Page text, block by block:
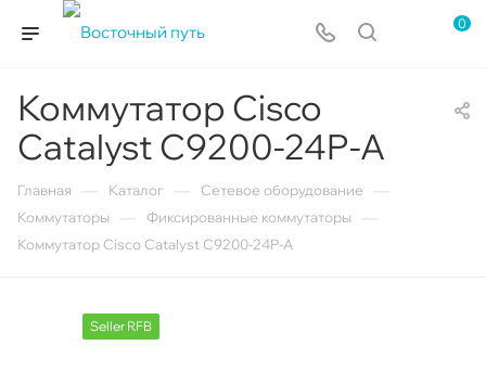
0
Коммутатор Cisco
Catalyst C9200-24P-A
Главная Каталог Сетевое оборудование
Коммутаторы Фиксированные коммутаторы
Коммутатор Cisco Catalyst C9200-24P-A
Seller RFB